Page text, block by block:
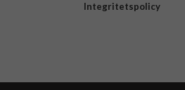
Integritetspolicy